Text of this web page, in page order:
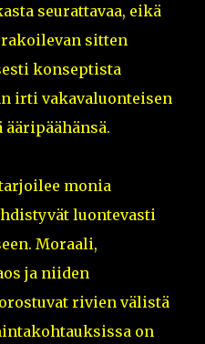
seurattavaa, eikä
sitten
konseptista
irti vakavaluonteisen
monia
luontevasti
Moraali,
ja niiden
rivien välistä
on